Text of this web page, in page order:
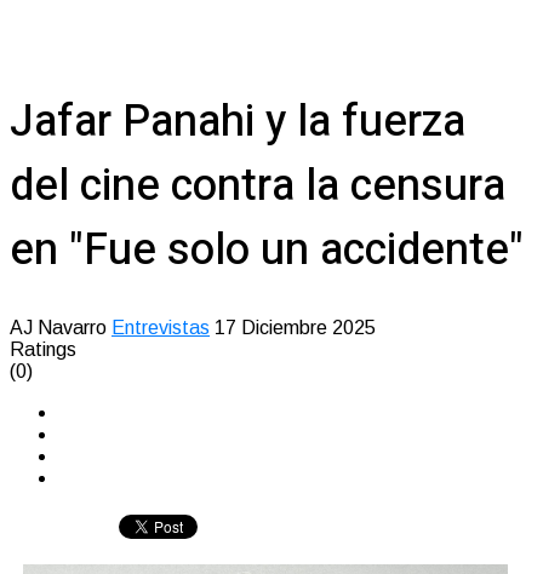
Jafar Panahi y la fuerza
del cine contra la censura
en "Fue solo un accidente"
AJ Navarro Entrevistas 17 Diciembre 2025
Ratings
(0)